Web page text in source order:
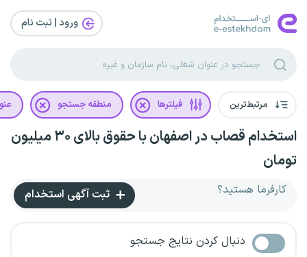
ورود | ثبت‌ نام
مرتبط‌ترین فیلترها منطقه جستجو
استخدام قصاب در اصفهان با حقوق بالای ۳۰ میلیون
تومان
کارفرما هستید؟ ثبت آگهی استخدام
دنبال کردن نتایج جستجو